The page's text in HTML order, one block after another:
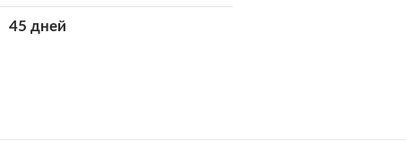
45 дней